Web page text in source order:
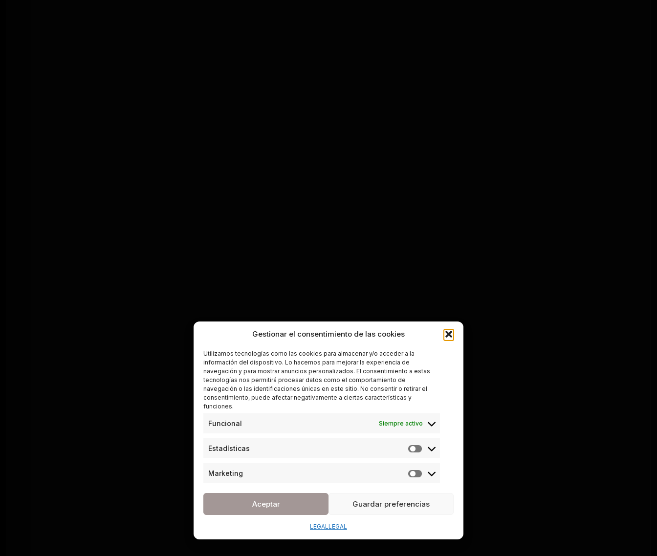
Gestionar el consentimiento de las cookies
Utilizamos tecnologías como las cookies para almacenar y/o acceder a la
información del dispositivo. Lo hacemos para mejorar la experiencia de
navegación y para mostrar anuncios personalizados. El consentimiento a estas
tecnologías nos permitirá procesar datos como el comportamiento de
navegación o las identificaciones únicas en este sitio. No consentir o retirar el
consentimiento, puede afectar negativamente a ciertas características y
funciones.
Funcional Siempre activo
Estadísticas
Marketing
Aceptar Guardar preferencias
LEGALLEGAL